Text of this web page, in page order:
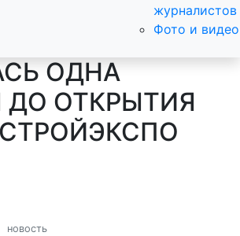
журналистов
Фото и видео
ОДНА
ДО ОТКРЫТИЯ
новость